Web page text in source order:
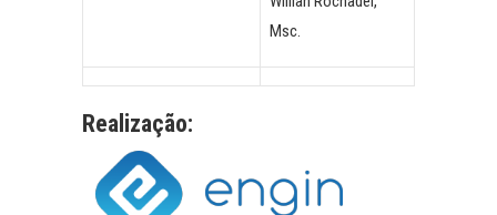
Msc.
Realização: